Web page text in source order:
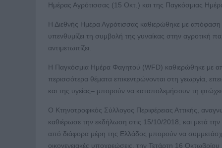
Ημέρας Αγρότισσας (15 Οκτ.) και της Παγκόσμιας
Η Διεθνής Ημέρα Αγρότισσας καθιερώθηκε με
υπενθυμίζει τη συμβολή της γυναίκας στην αγροτική
αντιμετωπίζει.
Η Παγκόσμια Ημέρα Φαγητού (WFD) καθιερώθηκε με
περισσότερα θέματα επικεντρώνονται στη γεωργία,
και της υγείας– μπορούν να καταπολεμήσουν τη
Ο Κτηνοτροφικός Σύλλογος Περιφέρειας Αττικής,
καθιέρωσε την εκδήλωση στις 15/10/2018, και μετά
από διάφορα μέρη της Ελλάδος μπορούν να
οικογενειακές υποχρεώσεις, την Τετάρτη 16